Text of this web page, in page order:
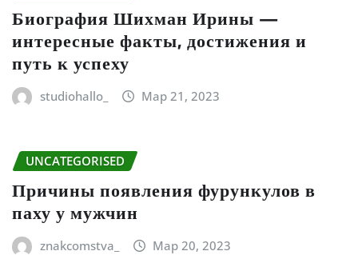
Биография Шихман Ирины —
интересные факты, достижения и
путь к успеху
studiohallo_ Мар 21, 2023
UNCATEGORISED
Причины появления фурункулов в
паху у мужчин
znakcomstva_ Мар 20, 2023